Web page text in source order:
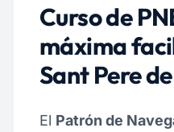
Curso de
máxima
Sant Pere
El Patrón de